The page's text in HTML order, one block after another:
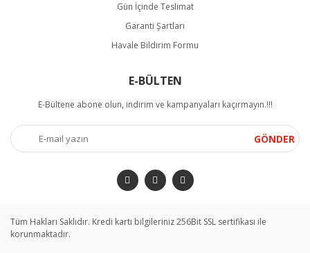
Gün İçinde Teslimat
Garanti Şartları
Havale Bildirim Formu
E-BÜLTEN
E-Bültene abone olun, indirim ve kampanyaları kaçırmayın.!!!
GÖNDER
Tüm Hakları Saklıdır. Kredi kartı bilgileriniz 256Bit SSL sertifikası ile
korunmaktadır.